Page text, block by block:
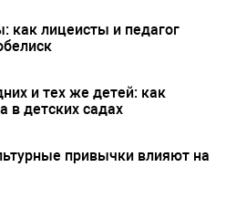
как лицеисты и педагог
и тех же детей: как
в детских садах
привычки влияют на